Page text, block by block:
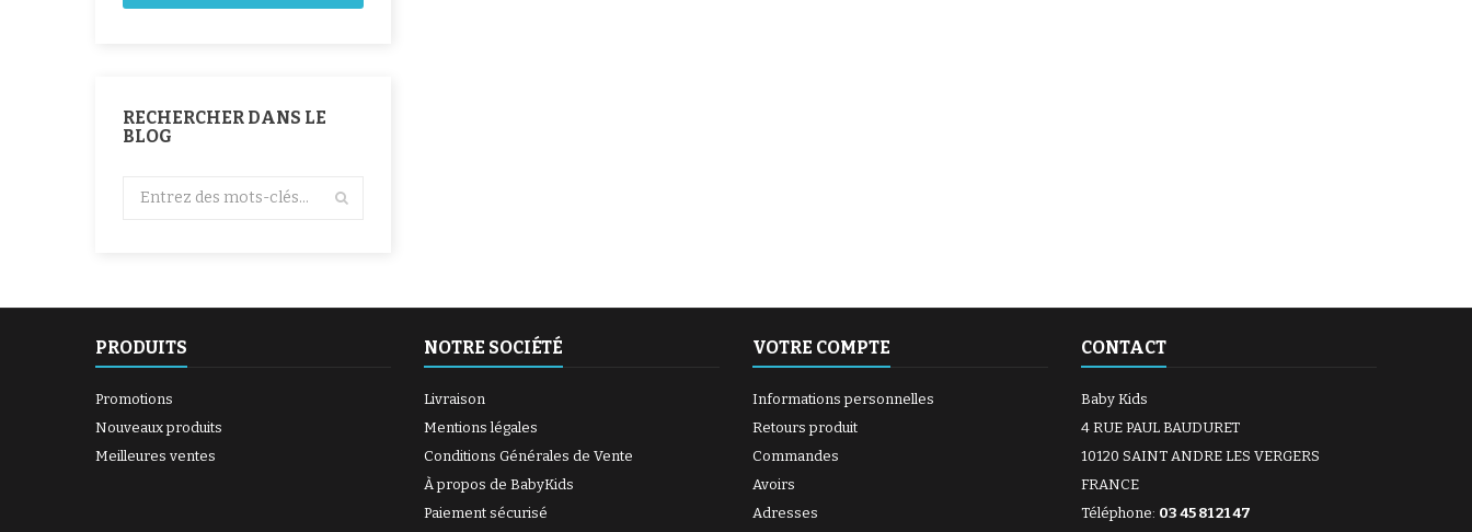
RECHERCHER DANS LE
BLOG
PRODUITS
Promotions
Nouveaux produits
Meilleures ventes
NOTRE SOCIÉTÉ
Livraison
Mentions légales
Conditions Générales de Vente
À propos de BabyKids
Paiement sécurisé
VOTRE COMPTE
Informations personnelles
Retours produit
Commandes
Avoirs
Adresses
CONTACT
Baby Kids
4 RUE PAUL BAUDURET
10120 SAINT ANDRE LES VERGERS
FRANCE
Téléphone: 03 45 81 21 47